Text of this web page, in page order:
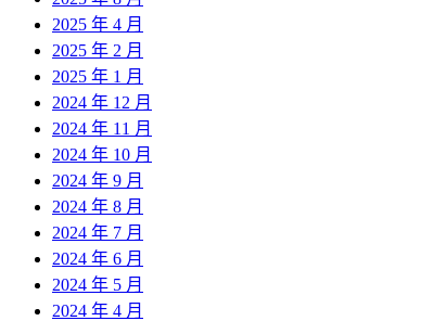
2025 年 4 月
2025 年 2 月
2025 年 1 月
2024 年 12 月
2024 年 11 月
2024 年 10 月
2024 年 9 月
2024 年 8 月
2024 年 7 月
2024 年 6 月
2024 年 5 月
2024 年 4 月